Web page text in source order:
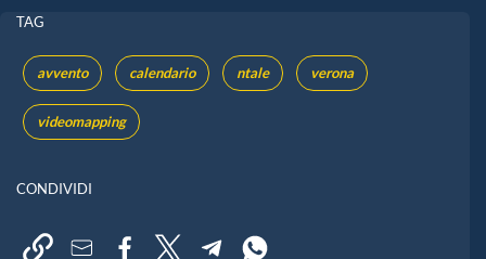
TAG
avvento calendario ntale verona
videomapping
CONDIVIDI